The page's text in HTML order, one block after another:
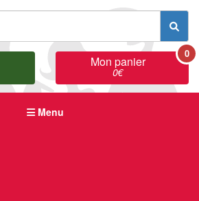
Mon panier
0€
0
Menu